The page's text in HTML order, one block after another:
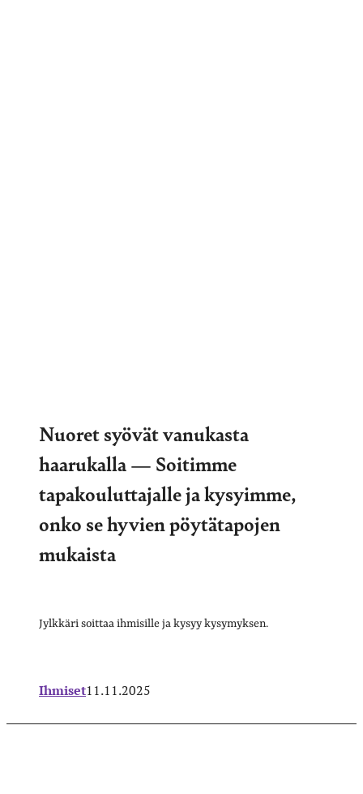
Nuoret syövät vanukasta
haarukalla — Soitimme
tapakouluttajalle ja kysyimme,
onko se hyvien pöytätapojen
mukaista
Jylkkäri soittaa ihmisille ja kysyy kysymyksen.
Ihmiset11.11.2025